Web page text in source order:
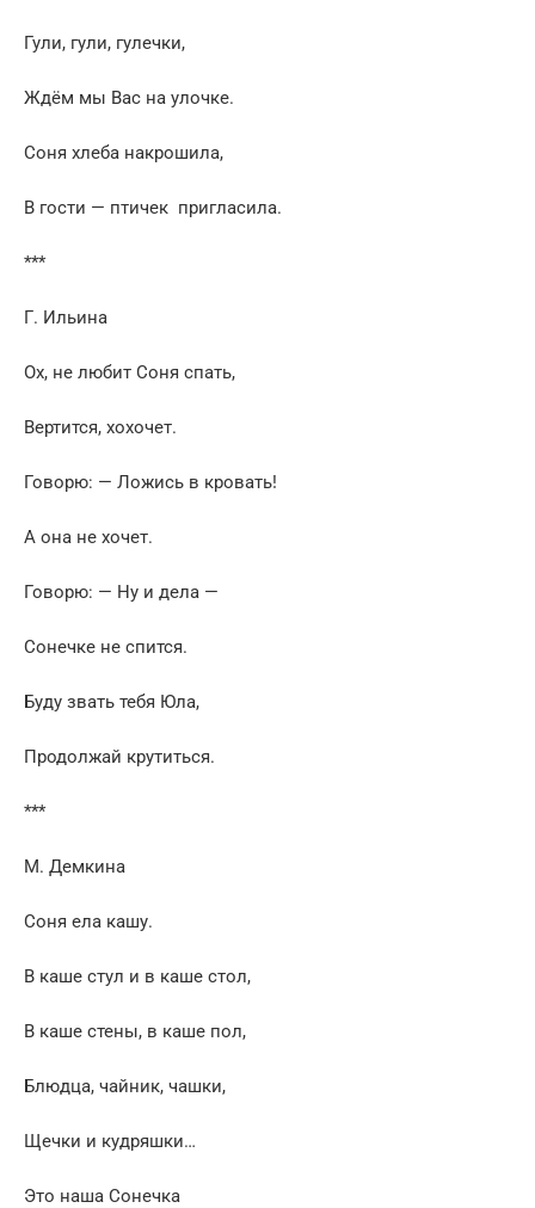
Гули, гули, гулечки,
Ждём мы Вас на улочке.
Соня хлеба накрошила,
В гости — птичек пригласила.
***
Г. Ильина
Ох, не любит Соня спать,
Вертится, хохочет.
Говорю: — Ложись в кровать!
А она не хочет.
Говорю: — Ну и дела —
Сонечке не спится.
Буду звать тебя Юла,
Продолжай крутиться.
***
М. Демкина
Соня ела кашу.
В каше стул и в каше стол,
В каше стены, в каше пол,
Блюдца, чайник, чашки,
Щечки и кудряшки…
Это наша Сонечка